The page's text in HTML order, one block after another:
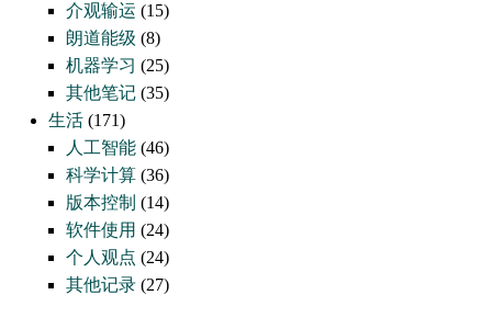
介观输运 (15)
朗道能级 (8)
机器学习 (25)
其他笔记(35)
生活(171)
人工智能(46)
科学计算(36)
版本控制 (14)
软件使用 (24)
个人观点 (24)
其他记录(27)